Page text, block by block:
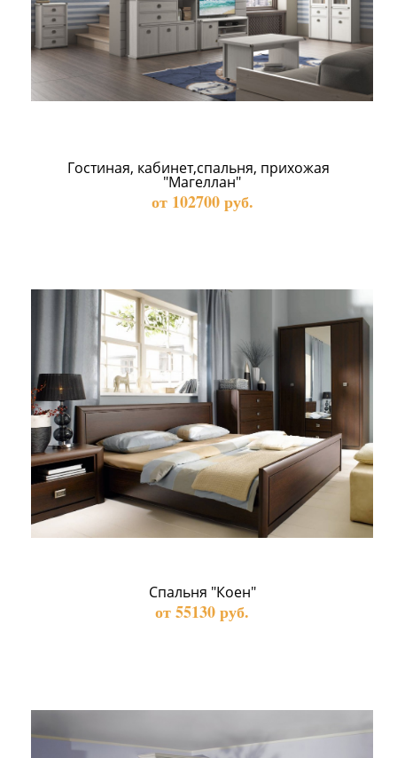
Гостиная, кабинет,спальня, прихожая
"Магеллан"
от 102700 руб.
Спальня "Коен"
от 55130 руб.